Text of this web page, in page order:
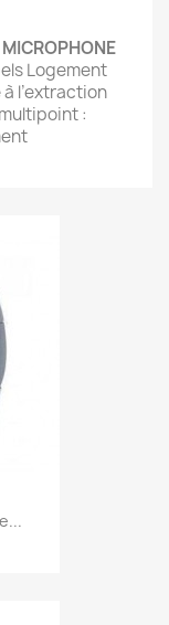
Logement
l’extraction
: